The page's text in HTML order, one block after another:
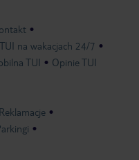
na wakacjach 24/7
TUI Opinie TUI
Reklamacje